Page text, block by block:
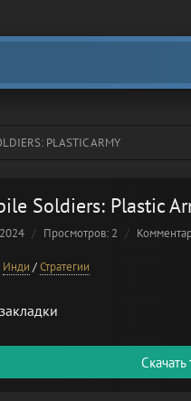
PLASTIC ARMY
Soldiers: Plastic
Просмотров: 2
Инди /Стратегии
Скачать